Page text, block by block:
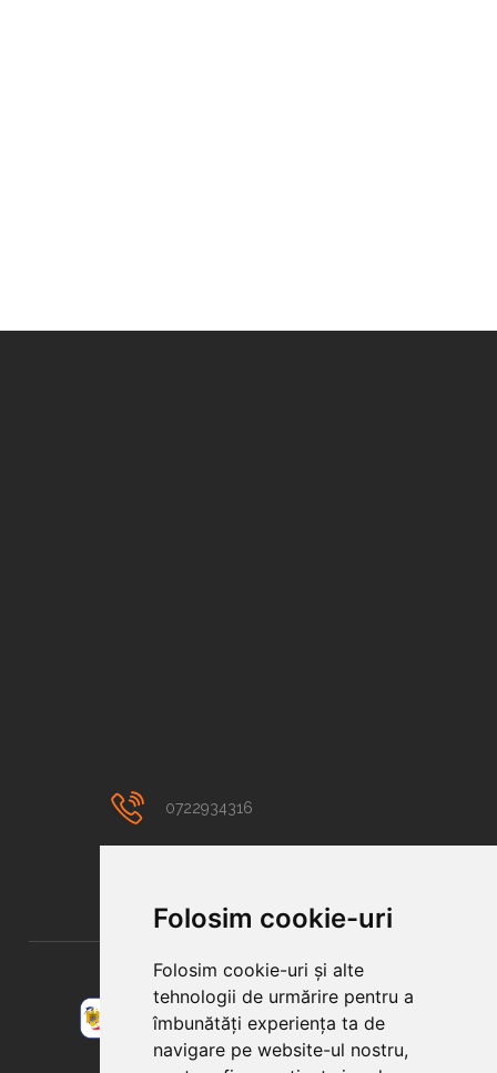
Folosim cookie-uri
Folosim cookie-uri și alte
tehnologii de urmărire pentru a
îmbunătăți experiența ta de
navigare pe website-ul nostru,
0722934316
COLOR TUNING S.R.L.